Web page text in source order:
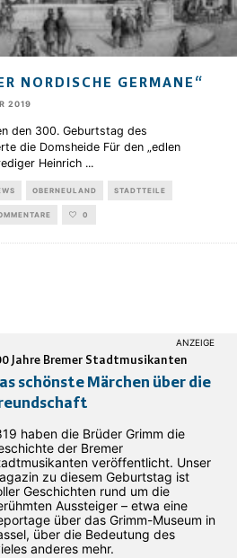
NORDISCHE GERMANE“
2019
den 300. Geburtstag des
die Domsheide Für den „edlen
Heinrich ...
OBERNEULAND STADTTEILE
0
Jahre Bremer Stadtmusikanten
schönste Märchen über die
haben die Brüder Grimm die
der Bremer
veröffentlicht. Unser
zu diesem Geburtstag ist
Geschichten rund um die
Aussteiger – etwa eine
über das Grimm-Museum in
über die Bedeutung des
anderes mehr.